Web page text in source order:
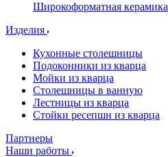
Широкоформатная керамика
Изделия
Кухонные столешницы
Подоконники из кварца
Мойки из кварца
Столешницы в ванную
Лестницы из кварца
Стойки ресепшн из кварца
Партнеры
Наши работы